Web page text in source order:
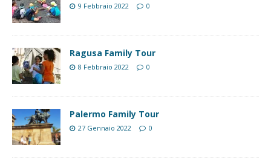
9 Febbraio 2022 0
Ragusa Family Tour
8 Febbraio 2022 0
Palermo Family Tour
27 Gennaio 2022 0